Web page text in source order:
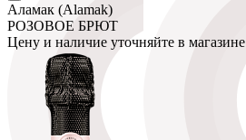
Аламак (Alamak)
РОЗОВОЕ БРЮТ
Цену и наличие уточняйте в магазине